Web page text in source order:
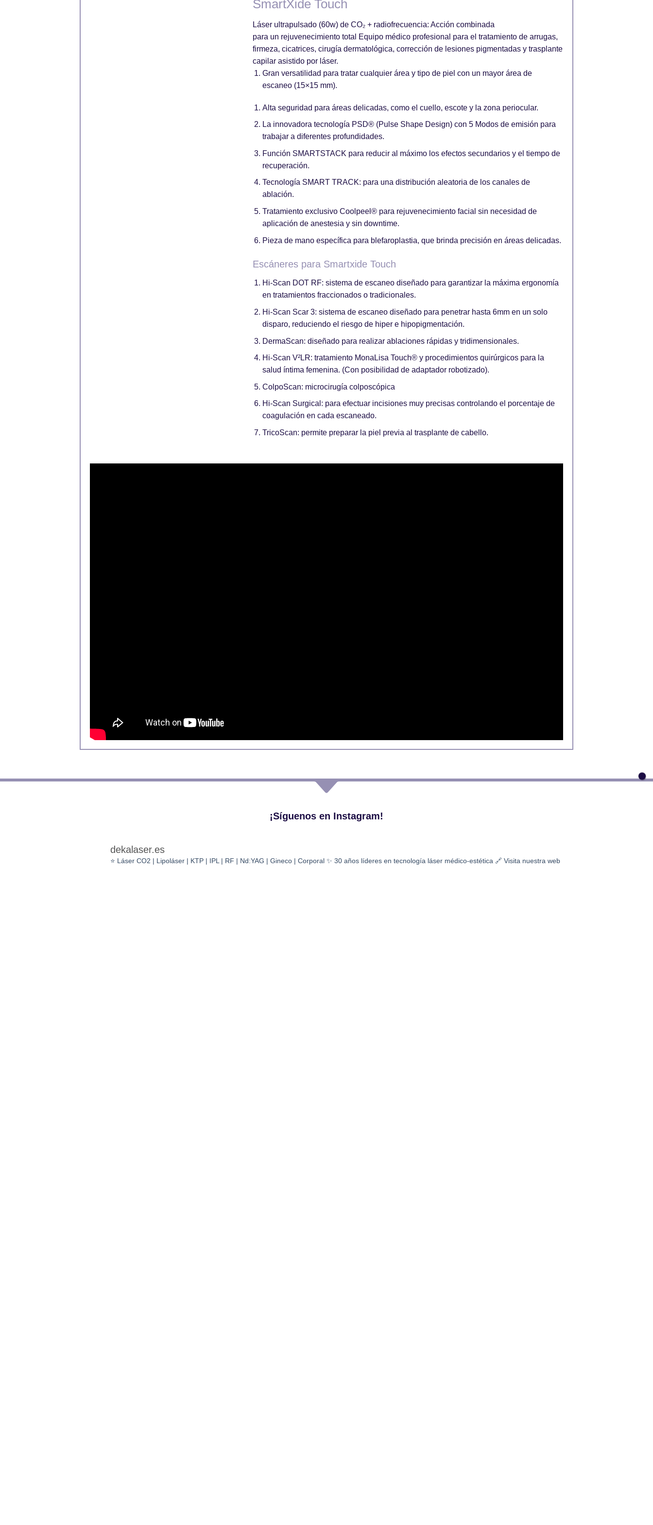
SmartXide Touch
Láser ultrapulsado (60w) de CO₂ + radiofrecuencia: Acción combinada
para un rejuvenecimiento total
Equipo médico profesional para el tratamiento de arrugas,
firmeza, cicatrices, cirugía dermatológica, corrección de lesiones pigmentadas y trasplante
capilar asistido por láser.
Gran versatilidad para tratar cualquier área y tipo de piel con un mayor área de
escaneo (15×15 mm).
Alta seguridad para áreas delicadas, como el cuello, escote y la zona periocular.
La innovadoratecnología PSD® (Pulse Shape Design)con 5 Modos de emisión para
trabajar a diferentes profundidades.
Función SMARTSTACK para reducir al máximo los efectos secundarios y el tiempo de
recuperación.
Tecnología SMART TRACK: para una distribución aleatoria de los canales de
ablación.
Tratamiento exclusivoCoolpeel® para rejuvenecimiento facial sin necesidad de
aplicación de anestesia y sin downtime.
Pieza de mano específica para blefaroplastia, que brinda precisión en áreas delicadas.
Escáneres para Smartxide Touch
Hi-Scan DOT RF: sistema de escaneo diseñado para garantizar la máxima ergonomía
en tratamientos fraccionados o tradicionales.
Hi-Scan Scar 3:sistema de escaneo diseñado para penetrar hasta 6mm en un solo
disparo, reduciendo el riesgo de hiper e hipopigmentación.
DermaScan: diseñado para realizar ablaciones rápidas y tridimensionales.
Hi-Scan V²LR:tratamiento MonaLisa Touch® y procedimientos quirúrgicos para la
salud íntima femenina. (Con posibilidad de adaptador robotizado).
ColpoScan: microcirugía colposcópica
Hi-Scan Surgical: para efectuar incisiones muy precisas controlando el porcentaje de
coagulación en cada escaneado.
TricoScan: permite preparar la piel previa al trasplante de cabello.
¡Síguenos en Instagram!
dekalaser.es
⭐️ Láser CO2 | Lipoláser | KTP | IPL | RF | Nd:YAG | Gineco | Corporal ✨ 30 años líderes en tecnología láser médico-estética 🔗 Visita nuestra web